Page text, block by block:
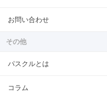
お問い合わせ
その他
パスクルとは
コラム